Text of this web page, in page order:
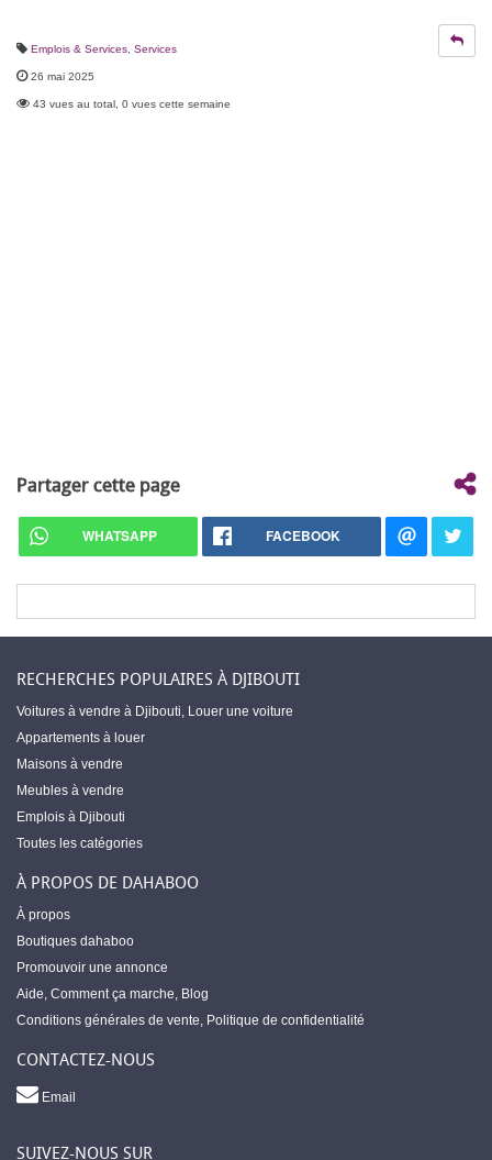
Emplois & Services Services
26 mai 2025
43 vues au total, 0 vues cette semaine
Partager cette page
WHATSAPP FACEBOOK
RECHERCHES POPULAIRES À DJIBOUTI
Voitures à vendre à Djibouti, Louer une voiture
Appartements à louer
Maisons à vendre
Meubles à vendre
Emplois à Djibouti
Toutes les catégories
À PROPOS DE DAHABOO
À propos
Boutiques dahaboo
Promouvoir une annonce
Aide, Comment ça marche, Blog
Conditions générales de vente, Politique de confidentialité
CONTACTEZ-NOUS
Email
SUIVEZ-NOUS SUR